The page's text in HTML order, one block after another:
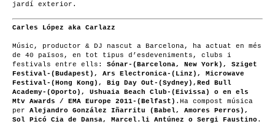
jardí exterior.
Carles López aka Carlazz
Músic, productor & DJ nascut a Barcelona, ha actuat en més
de 40 països, en tot tipus d’esdeveniments, clubs i
festivals entre ells: Sónar-(Barcelona, New York), Sziget
Festival-(Budapest), Ars Electronica-(Linz), Microwave
Festival-(Hong Kong), Big Day Out-(Sydney),Red Bull
Academy-(Oporto), Ushuaia Beach Club-(Eivissa) o en els
Mtv Awards / EMA Europe 2011-(Belfast) .Ha compost música
per Alejandro González Iñarritu (Babel, Amores Perros),
Sol Picó Cia de Dansa, Marcel.li Antúnez o Sergi Faustino .